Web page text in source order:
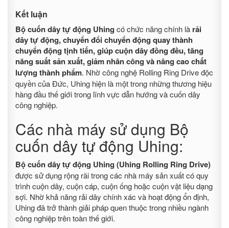
Kết luận
Bộ cuốn dây tự động Uhing có chức năng chính là rải
dây tự động, chuyển đổi chuyển động quay thành
chuyển động tịnh tiến, giúp cuộn dây đồng đều, tăng
năng suất sản xuất, giảm nhân công và nâng cao chất
lượng thành phẩm. Nhờ công nghệ Rolling Ring Drive độc
quyền của Đức, Uhing hiện là một trong những thương hiệu
hàng đầu thế giới trong lĩnh vực dẫn hướng và cuốn dây
công nghiệp.
Các nhà máy sử dụng Bộ
cuốn dây tự động Uhing:
Bộ cuốn dây tự động Uhing (Uhing Rolling Ring Drive)
được sử dụng rộng rãi trong các nhà máy sản xuất có quy
trình cuộn dây, cuộn cáp, cuộn ống hoặc cuộn vật liệu dạng
sợi. Nhờ khả năng rải dây chính xác và hoạt động ổn định,
Uhing đã trở thành giải pháp quen thuộc trong nhiều ngành
công nghiệp trên toàn thế giới.